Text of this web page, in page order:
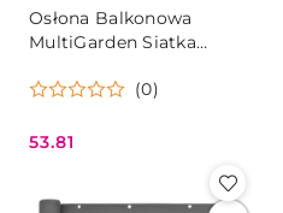
Osłona Balkonowa
MultiGarden Siatka
100x500 Cm (0)
Cena:
53.81